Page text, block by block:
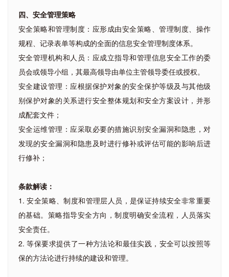
四、安全管理策略
安全策略和管理制度：应形成由安全策略、管理制度、操作
规程、记录表单等构成的全面的信息安全管理制度体系。
安全管理机构和人员：应成立指导和管理信息安全工作的委
员会或领导小组，其最高领导由单位主管领导委任或授权。
安全建设管理：应根据保护对象的安全保护等级及与其他级
别保护对象的关系进行安全整体规划和安全方案设计，并形
成配套文件；
安全运维管理：应采取必要的措施识别安全漏洞和隐患，对
发现的安全漏洞和隐患及时进行修补或评估可能的影响后进
行修补；
条款解读：
1. 安全策略、制度和管理层人员，是保证持续安全非常重要
的基础。策略指导安全方向，制度明确安全流程，人员落实
安全责任。
2. 等保要求提供了一种方法论和最佳实践，安全可以按照等
保的方法论进行持续的建设和管理。